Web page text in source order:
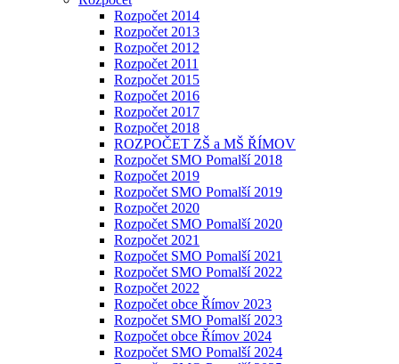
Rozpočet 2014
Rozpočet 2013
Rozpočet 2012
Rozpočet 2011
Rozpočet 2015
Rozpočet 2016
Rozpočet 2017
Rozpočet 2018
ROZPOČET ZŠ a MŠ ŘÍMOV
Rozpočet SMO Pomalší 2018
Rozpočet 2019
Rozpočet SMO Pomalší 2019
Rozpočet 2020
Rozpočet SMO Pomalší 2020
Rozpočet 2021
Rozpočet SMO Pomalší 2021
Rozpočet SMO Pomalší 2022
Rozpočet 2022
Rozpočet obce Římov 2023
Rozpočet SMO Pomalší 2023
Rozpočet obce Římov 2024
Rozpočet SMO Pomalší 2024